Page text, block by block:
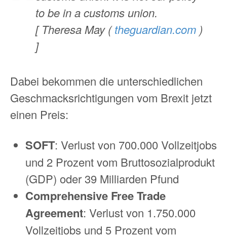
to be in a customs union.
[ Theresa May (theguardian.com )
]
Dabei bekommen die unterschiedlichen
Geschmacksrichtigungen vom Brexit jetzt
einen Preis:
SOFT: Verlust von 700.000 Vollzeitjobs
und 2 Prozent vom Bruttosozialprodukt
(GDP) oder 39 Milliarden Pfund
Comprehensive Free Trade
Agreement: Verlust von 1.750.000
Vollzeitjobs und 5 Prozent vom